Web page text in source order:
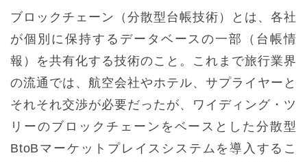
ブロックチェーン（分散型台帳技術）とは、各社
が個別に保持するデータベースの一部（台帳情
報）を共有化する技術のこと。これまで旅行業界
の流通では、航空会社やホテル、サプライヤーと
それそれ交渉が必要だったが、ワイディング・ツ
リーのブロックチェーンをベースとした分散型
BtoBマーケットプレイスシステムを導入するこ